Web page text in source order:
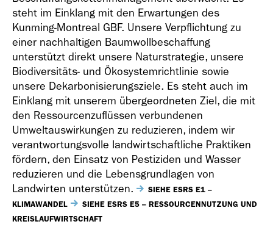
steht im Einklang mit den Erwartungen des
Kunming-Montreal GBF. Unsere Verpflichtung zu
einer nachhaltigen Baumwollbeschaffung
unterstützt direkt unsere Naturstrategie, unsere
Biodiversitäts- und Ökosystemrichtlinie sowie
unsere Dekarbonisierungsziele. Es steht auch im
Einklang mit unserem übergeordneten Ziel, die mit
den Ressourcenzuflüssen verbundenen
Umweltauswirkungen zu reduzieren, indem wir
verantwortungsvolle landwirtschaftliche Praktiken
fördern, den Einsatz von Pestiziden und Wasser
reduzieren und die Lebensgrundlagen von
Landwirten unterstützen.
SIEHE ESRS E1 –
KLIMAWANDEL
SIEHE ESRS E5 – RESSOURCENNUTZUNG UND
KREISLAUFWIRTSCHAFT